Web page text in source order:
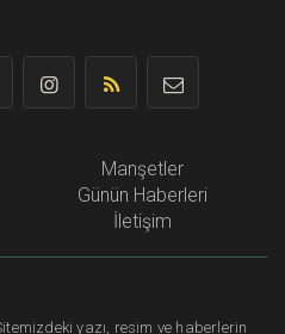
Manşetler
Günün Haberleri
İletişim
yazı, resim ve haberlerin